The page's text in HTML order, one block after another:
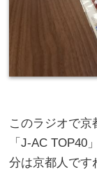
このラジオで京
「J-AC TOP40
分は京都人です